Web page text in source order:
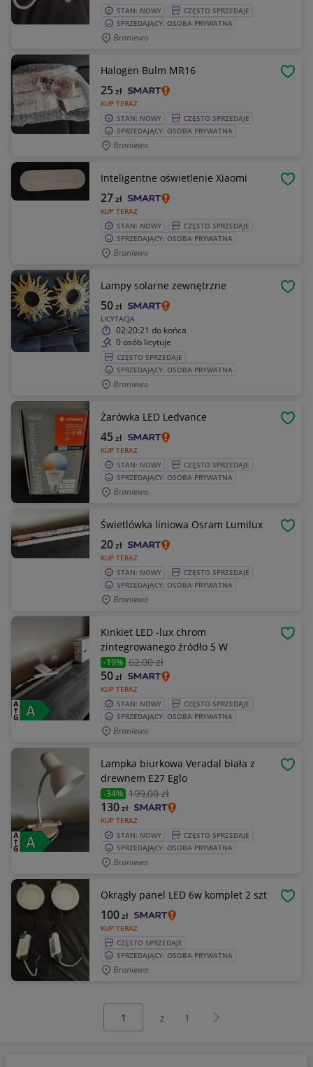
STAN: NOWY
CZĘSTO SPRZEDAJE
SPRZEDAJĄCY: OSOBA PRYWATNA
Braniewo
Halogen Bulm MR16
KUP TERAZ
25zł
STAN: NOWY
CZĘSTO SPRZEDAJE
SPRZEDAJĄCY: OSOBA PRYWATNA
Braniewo
Inteligentne oświetlenie Xiaomi
KUP TERAZ
27zł
STAN: NOWY
CZĘSTO SPRZEDAJE
SPRZEDAJĄCY: OSOBA PRYWATNA
Braniewo
Lampy solarne zewnętrzne
LICYTACJA
50zł
02:20:21 do końca
0 osób licytuje
CZĘSTO SPRZEDAJE
SPRZEDAJĄCY: OSOBA PRYWATNA
Braniewo
Żarówka LED Ledvance
KUP TERAZ
45zł
STAN: NOWY
CZĘSTO SPRZEDAJE
SPRZEDAJĄCY: OSOBA PRYWATNA
Braniewo
Świetlówka liniowa Osram Lumilux
KUP TERAZ
20zł
STAN: NOWY
CZĘSTO SPRZEDAJE
SPRZEDAJĄCY: OSOBA PRYWATNA
Braniewo
Kinkiet LED -lux chrom
zintegrowanego źródło 5 W
-19% 62,00 zł
KUP TERAZ
50zł
STAN: NOWY
CZĘSTO SPRZEDAJE
SPRZEDAJĄCY: OSOBA PRYWATNA
Braniewo
Lampka biurkowa Veradal biała z
drewnem E27 Eglo
-34% 199,00 zł
KUP TERAZ
130zł
STAN: NOWY
CZĘSTO SPRZEDAJE
SPRZEDAJĄCY: OSOBA PRYWATNA
Braniewo
Okrągły panel LED 6w komplet 2 szt
KUP TERAZ
100zł
CZĘSTO SPRZEDAJE
SPRZEDAJĄCY: OSOBA PRYWATNA
Braniewo
z 1 Następna strona